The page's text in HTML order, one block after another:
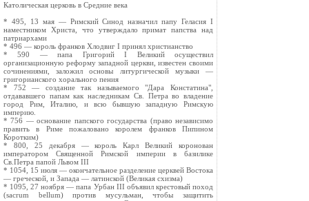
Католическая церковь в Cредние века
* 495, 13 мая — Римский Cинод назначил папу Геласия I
наместником Христа, что утверждало примат папства над
патриархами
* 496 — король франков Хлодвиг I принял христианство
* 590 — папа Григорий I Великий осуществил
организационную реформу западной церкви, известен своими
сочинениями, заложил основы литургической музыки —
григорианского хорального пения
* 752 — создание так называемого "Дара Констатина",
отдававшего папам как наследникам Св. Петра во владение
город Рим, Италию, и всю бывшую западную Римскую
империю.
* 756 — основание папского государства (право независимо
править в Риме пожаловано королем франков Пипином
Коротким)
* 800, 25 декабря — король Карл Великий коронован
императором Священной Римской империи в базилике
Св.Петра папой Львом III
* 1054, 15 июля — окончательное разделение церквей Востока
— греческой, и Запада — латинской (Великая схизма)
* 1095, 27 ноября — папа Урбан III объявил крестовый поход
(sacrum bellum) против мусульман, чтобы защитить